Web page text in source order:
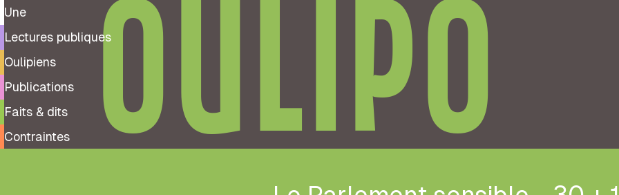
Une
Lectures publiques
Oulipiens
Publications
Faits & dits
Contraintes
OULIPO